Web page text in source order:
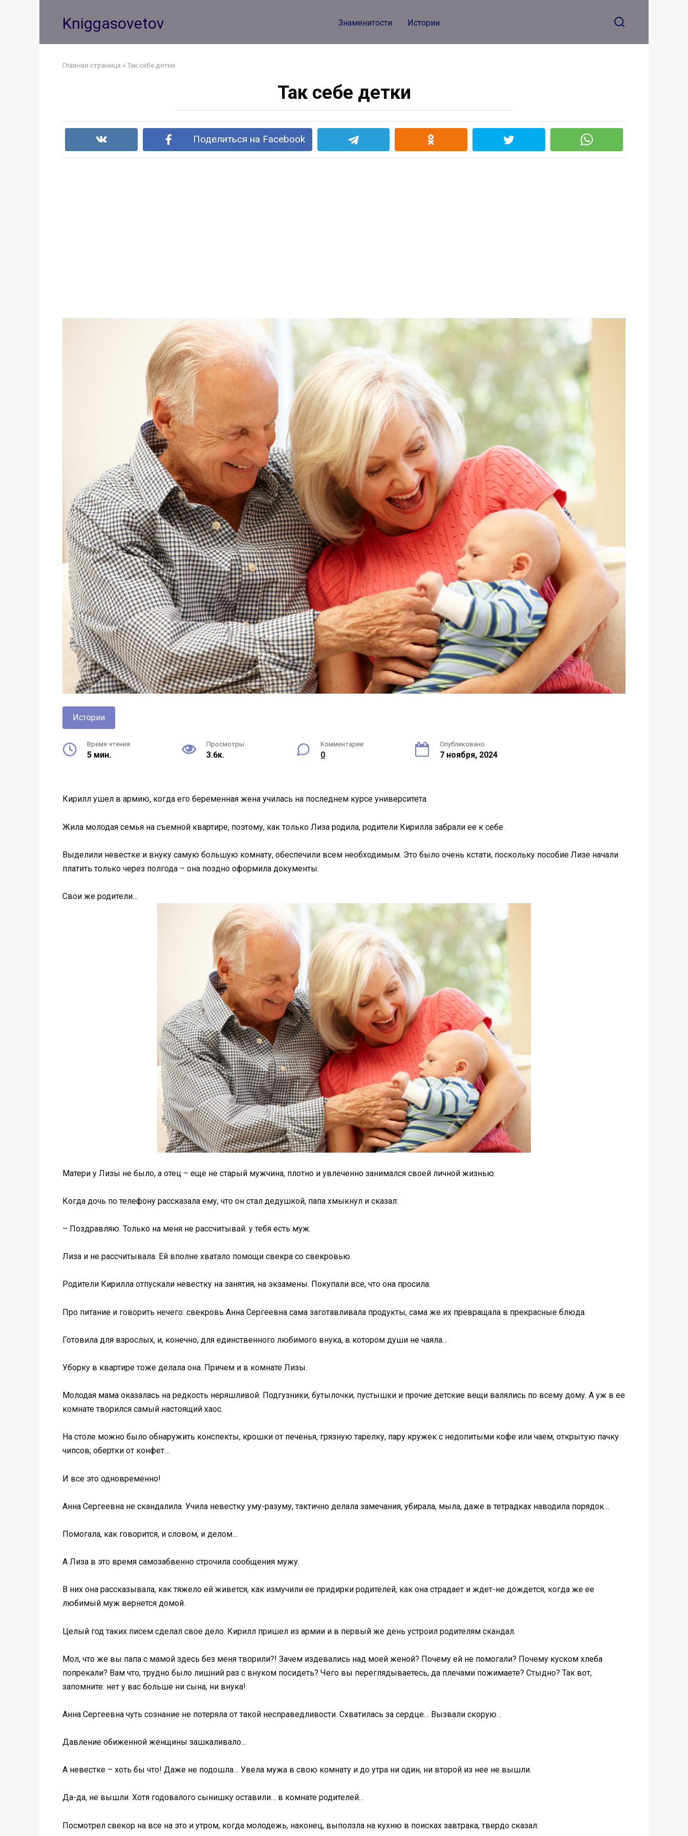
Kniggasovetov Знаменитости Истории
Главная страница »Так себе детки
Так себе детки
Поделиться на Facebook
Истории
Время чтения
5 мин.
Просмотры
3.6к.
Комментарии
0
Опубликовано
7 ноября, 2024
Кирилл ушел в армию, когда его беременная жена училась на последнем курсе университета.
Жила молодая семья на съемной квартире, поэтому, как только Лиза родила, родители Кирилла забрали ее к себе.
Выделили невестке и внуку самую большую комнату, обеспечили всем необходимым. Это было очень кстати, поскольку пособие Лизе начали
платить только через полгода – она поздно оформила документы.
Свои же родители…
Матери у Лизы не было, а отец – еще не старый мужчина, плотно и увлеченно занимался своей личной жизнью.
Когда дочь по телефону рассказала ему, что он стал дедушкой, папа хмыкнул и сказал:
– Поздравляю. Только на меня не рассчитывай: у тебя есть муж.
Лиза и не рассчитывала. Ей вполне хватало помощи свекра со свекровью.
Родители Кирилла отпускали невестку на занятия, на экзамены. Покупали все, что она просила.
Про питание и говорить нечего: свекровь Анна Сергеевна сама заготавливала продукты, сама же их превращала в прекрасные блюда.
Готовила для взрослых, и, конечно, для единственного любимого внука, в котором души не чаяла…
Уборку в квартире тоже делала она. Причем и в комнате Лизы.
Молодая мама оказалась на редкость неряшливой. Подгузники, бутылочки, пустышки и прочие детские вещи валялись по всему дому. А уж в ее
комнате творился самый настоящий хаос.
На столе можно было обнаружить конспекты, крошки от печенья, грязную тарелку, пару кружек с недопитыми кофе или чаем, открытую пачку
чипсов, обертки от конфет…
И все это одновременно!
Анна Сергеевна не скандалила. Учила невестку уму-разуму, тактично делала замечания, убирала, мыла, даже в тетрадках наводила порядок…
Помогала, как говорится, и словом, и делом…
А Лиза в это время самозабвенно строчила сообщения мужу.
В них она рассказывала, как тяжело ей живется, как измучили ее придирки родителей, как она страдает и ждет-не дождется, когда же ее
любимый муж вернется домой.
Целый год таких писем сделал свое дело. Кирилл пришел из армии и в первый же день устроил родителям скандал.
Мол, что же вы папа с мамой здесь без меня творили?! Зачем издевались над моей женой? Почему ей не помогали? Почему куском хлеба
попрекали? Вам что, трудно было лишний раз с внуком посидеть? Чего вы переглядываетесь, да плечами пожимаете? Стыдно? Так вот,
запомните: нет у вас больше ни сына, ни внука!
Анна Сергеевна чуть сознание не потеряла от такой несправедливости. Схватилась за сердце… Вызвали скорую…
Давление обиженной женщины зашкаливало…
А невестке – хоть бы что! Даже не подошла… Увела мужа в свою комнату и до утра ни один, ни второй из нее не вышли.
Да-да, не вышли. Хотя годовалого сынишку оставили… в комнате родителей…
Посмотрел свекор на все на это и утром, когда молодежь, наконец, выползла на кухню в поисках завтрака, твердо сказал: